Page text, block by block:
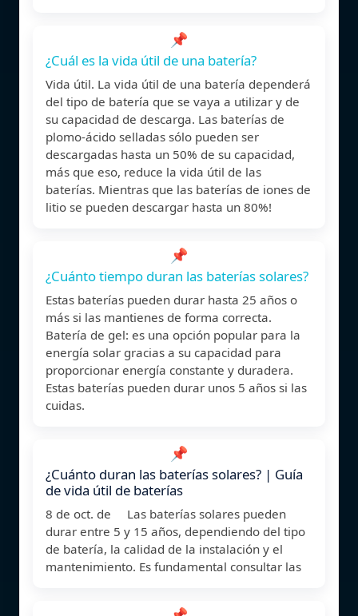
📌
¿Cuál es la vida útil de una batería?
Vida útil. La vida útil de una batería dependerá
del tipo de batería que se vaya a utilizar y de
su capacidad de descarga. Las baterías de
plomo-ácido selladas sólo pueden ser
descargadas hasta un 50% de su capacidad,
más que eso, reduce la vida útil de las
baterías. Mientras que las baterías de iones de
litio se pueden descargar hasta un 80%!
📌
¿Cuánto tiempo duran las baterías solares?
Estas baterías pueden durar hasta 25 años o
más si las mantienes de forma correcta.
Batería de gel: es una opción popular para la
energía solar gracias a su capacidad para
proporcionar energía constante y duradera.
Estas baterías pueden durar unos 5 años si las
cuidas.
📌
¿Cuánto duran las baterías solares? | Guía
de vida útil de baterías
8 de oct. de Las baterías solares pueden
durar entre 5 y 15 años, dependiendo del tipo
de batería, la calidad de la instalación y el
mantenimiento. Es fundamental consultar las